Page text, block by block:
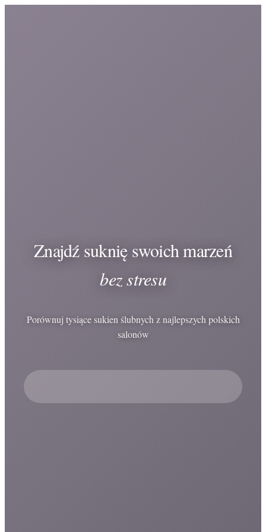
Znajdź suknię swoich marzeń
bez stresu
Porównuj tysiące sukien ślubnych z najlepszych polskich
salonów